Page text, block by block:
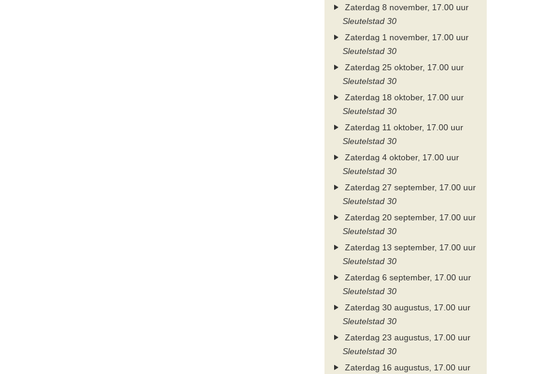
Zaterdag 8 november, 17.00 uur
Sleutelstad 30
Zaterdag 1 november, 17.00 uur
Sleutelstad 30
Zaterdag 25 oktober, 17.00 uur
Sleutelstad 30
Zaterdag 18 oktober, 17.00 uur
Sleutelstad 30
Zaterdag 11 oktober, 17.00 uur
Sleutelstad 30
Zaterdag 4 oktober, 17.00 uur
Sleutelstad 30
Zaterdag 27 september, 17.00 uur
Sleutelstad 30
Zaterdag 20 september, 17.00 uur
Sleutelstad 30
Zaterdag 13 september, 17.00 uur
Sleutelstad 30
Zaterdag 6 september, 17.00 uur
Sleutelstad 30
Zaterdag 30 augustus, 17.00 uur
Sleutelstad 30
Zaterdag 23 augustus, 17.00 uur
Sleutelstad 30
Zaterdag 16 augustus, 17.00 uur